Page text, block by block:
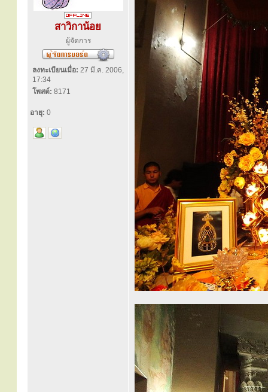
สาวิกาน้อย
ผู้จัดการ
ลงทะเบียนเมื่อ: 27 มี.ค. 2006,
17:34
โพสต์: 8171
อายุ: 0